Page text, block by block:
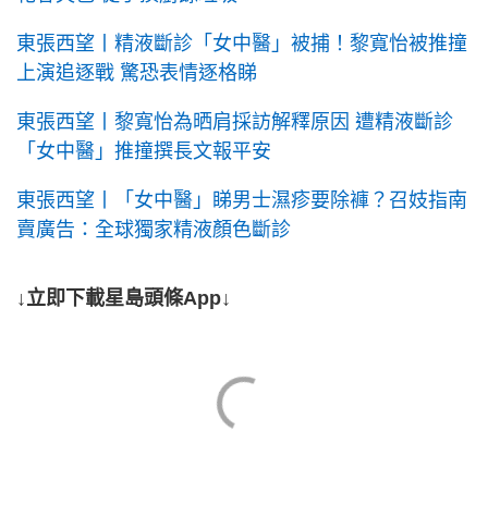
東張西望丨精液斷診「女中醫」被捕！黎寬怡被推撞
上演追逐戰 驚恐表情逐格睇
東張西望丨黎寬怡為晒肩採訪解釋原因 遭精液斷診
「女中醫」推撞撰長文報平安
東張西望丨「女中醫」睇男士濕疹要除褲？召妓指南
賣廣告：全球獨家精液顏色斷診
↓立即下載星島頭條App↓